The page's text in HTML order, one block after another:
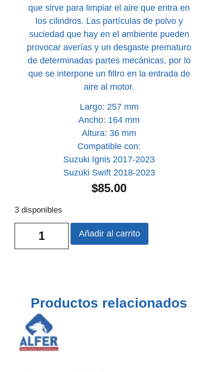
que sirve para limpiar el aire que entra en
los cilindros. Las partículas de polvo y
suciedad que hay en el ambiente pueden
provocar averías y un desgaste prematuro
de determinadas partes mecánicas, por lo
que se interpone un filtro en la entrada de
aire al motor.
Largo: 257 mm
Ancho: 164 mm
Altura: 36 mm
Compatible con:
Suzuki Ignis 2017-2023
Suzuki Swift 2018-2023
$85.00
3 disponibles
Añadir al carrito
Productos relacionados